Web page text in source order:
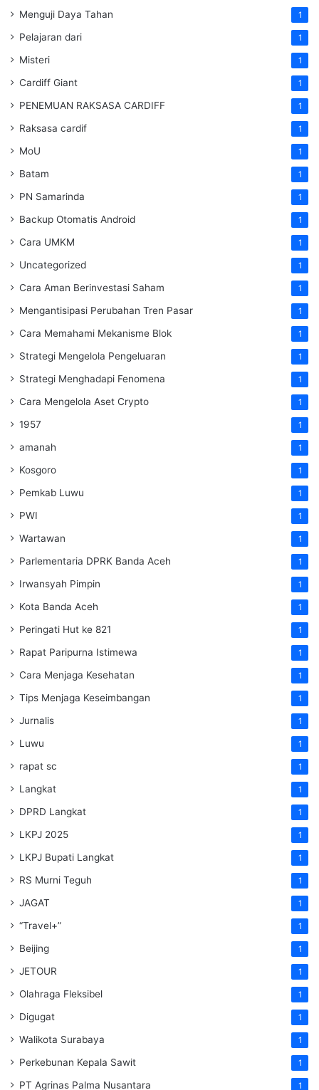
Menguji Daya Tahan 1
Pelajaran dari 1
Misteri 1
Cardiff Giant 1
PENEMUAN RAKSASA CARDIFF 1
Raksasa cardif 1
MoU 1
Batam 1
PN Samarinda 1
Backup Otomatis Android 1
Cara UMKM 1
Uncategorized 1
Cara Aman Berinvestasi Saham 1
Mengantisipasi Perubahan Tren Pasar 1
Cara Memahami Mekanisme Blok 1
Strategi Mengelola Pengeluaran 1
Strategi Menghadapi Fenomena 1
Cara Mengelola Aset Crypto 1
1957 1
amanah 1
Kosgoro 1
Pemkab Luwu 1
PWI 1
Wartawan 1
Parlementaria DPRK Banda Aceh 1
Irwansyah Pimpin 1
Kota Banda Aceh 1
Peringati Hut ke 821 1
Rapat Paripurna Istimewa 1
Cara Menjaga Kesehatan 1
Tips Menjaga Keseimbangan 1
Jurnalis 1
Luwu 1
rapat sc 1
Langkat 1
DPRD Langkat 1
LKPJ 2025 1
LKPJ Bupati Langkat 1
RS Murni Teguh 1
JAGAT 1
“Travel+” 1
Beijing 1
JETOUR 1
Olahraga Fleksibel 1
Digugat 1
Walikota Surabaya 1
Perkebunan Kepala Sawit 1
PT Agrinas Palma Nusantara 1